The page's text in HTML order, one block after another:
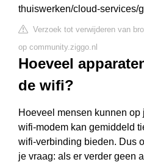
thuiswerken/cloud-services/
Verzoek tot verwijderen van
op community.ziggo.nl
Hoeveel
de wifi?
Hoeveel mensen kunnen op
wifi-modem kan gemiddeld
wifi-verbinding bieden. Dus
je vraag: als er verder geen